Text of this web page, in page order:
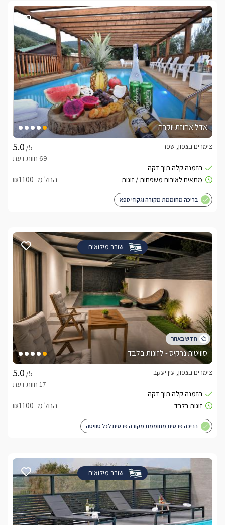
אדל אחוזת יוקרה
/5
צימרים בצפון, שפר
החל מ- ₪1100
בריכה מחוממת מקורה וגקוזי ספא
שובר מילואים
סוויטות נרקיס - לזוגות בלבד
/5
צימרים בצפון, עין יעקב
החל מ- ₪1100
בריכה פרטית מחוממת מקורה פרטית לכל סוויטה
שובר מילואים